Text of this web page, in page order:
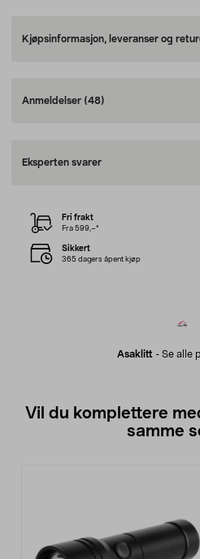
Kjøpsinformasjon, leveranser og
Anmeldelser (48)
Eksperten svarer
Asaklitt - Se alle
Fri frakt
Fra 599,–*
Sikkert
365 dagers åpent kjøp
Vil du komplettere
samme